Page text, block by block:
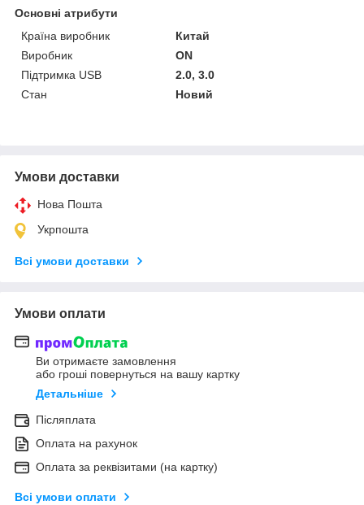
Основні атрибути
Країна виробник
Китай
Виробник
ON
Підтримка USB
2.0, 3.0
Стан
Новий
Умови доставки
Нова Пошта
Укрпошта
Всі умови доставки
Умови оплати
Ви отримаєте замовлення
або гроші повернуться на вашу картку
Детальніше
Післяплата
Оплата на рахунок
Оплата за реквізитами (на картку)
Всі умови оплати